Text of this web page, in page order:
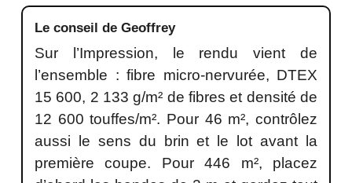
Le conseil de Geoffrey
Sur l’Impression, le rendu vient de
l’ensemble : fibre micro-nervurée, DTEX
15 600, 2 133 g/m² de fibres et densité de
12 600 touffes/m². Pour 46 m², contrôlez
aussi le sens du brin et le lot avant la
première coupe. Pour 446 m², placez